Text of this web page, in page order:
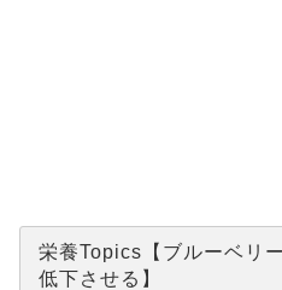
栄養Topics【ブルーベリ
低下させる】